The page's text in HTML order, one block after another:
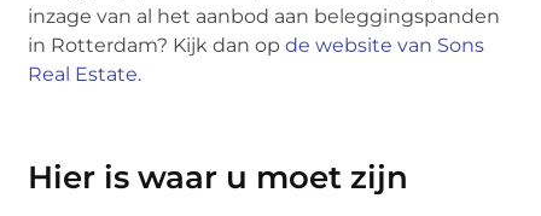
inzage van al het aanbod aan beleggingspanden
in Rotterdam? Kijk dan opde website van Sons
Real Estate.
Hier is waar u moet zijn